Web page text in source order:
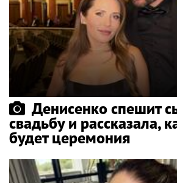
Денисенко спешит
свадьбу и рассказала,
будет церемония